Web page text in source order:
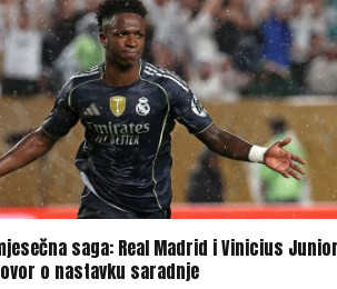
saga: Real Madrid i Vinicius
o nastavku saradnje